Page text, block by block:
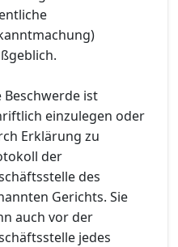
Beschwerde ist
einzulegen oder
Erklärung zu
der
des
Gerichts. Sie
auch vor der
jedes